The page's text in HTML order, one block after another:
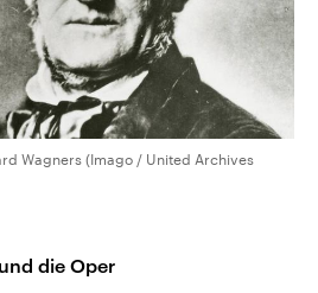
Wagners (Imago / United Archives
die Oper